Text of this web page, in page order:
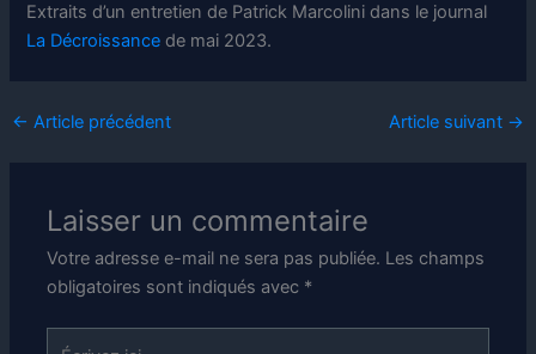
Extraits d’un entretien de Patrick Marcolini dans le journal
La Décroissance de mai 2023.
← Article précédent Article suivant →
Laisser un commentaire
Votre adresse e-mail ne sera pas publiée. Les champs
obligatoires sont indiqués avec *
Écrivez